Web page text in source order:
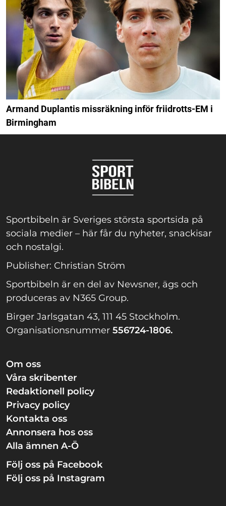
Armand Duplantis missräkning inför friidrotts-EM i
Birmingham
Sportbibeln är Sveriges största sportsida på
sociala medier – här får du nyheter, snackisar
och nostalgi.
Publisher: Christian Ström
Sportbibeln är en del av Newsner, ägs och
produceras av N365 Group.
Birger Jarlsgatan 43, 111 45 Stockholm.
Organisationsnummer 556724-1806.
Om oss
Våra skribenter
Redaktionell policy
Privacy policy
Kontakta oss
Annonsera hos oss
Alla ämnen A-Ö
Följ oss på Facebook
Följ oss på Instagram